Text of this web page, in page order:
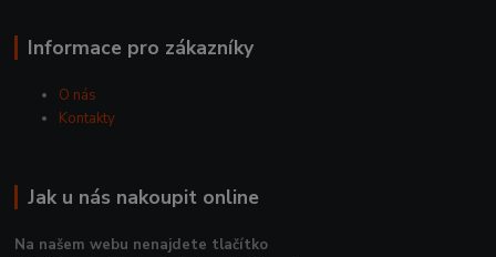
Informace pro zákazníky
O nás
Kontakty
Jak u nás nakoupit online
Na našem webu nenajdete tlačítko